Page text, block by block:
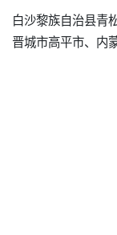
白沙黎族自治县青
晋城市高平市、内